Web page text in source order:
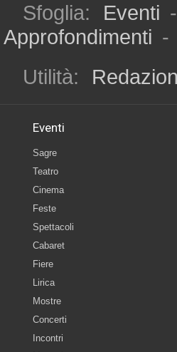
Sfoglia: Eventi -
Approfondimenti -
Utilità:
Eventi
Sagre
Teatro
Cinema
Feste
Spettacoli
Cabaret
Fiere
Lirica
Mostre
Concerti
Incontri